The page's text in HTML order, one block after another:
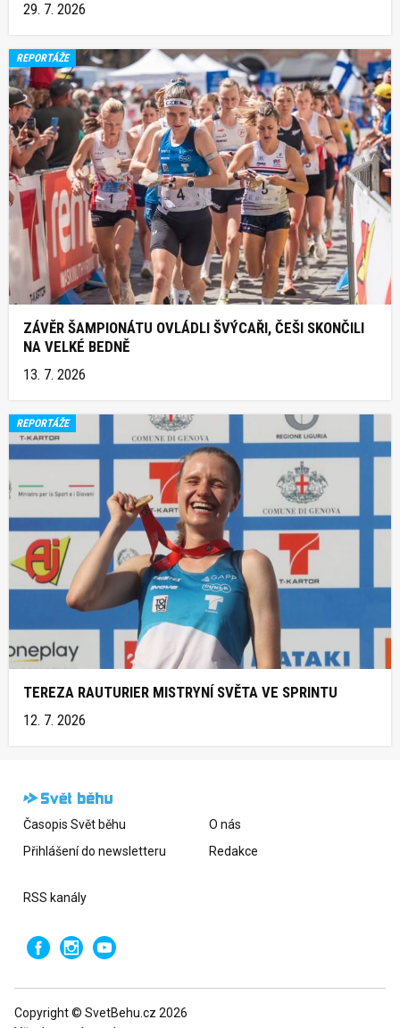
29. 7. 2026
REPORTÁŽE
ZÁVĚR ŠAMPIONÁTU OVLÁDLI ŠVÝCAŘI, ČEŠI SKONČILI
NA VELKÉ BEDNĚ
13. 7. 2026
REPORTÁŽE
TEREZA RAUTURIER MISTRYNÍ SVĚTA VE SPRINTU
12. 7. 2026
Časopis Svět běhu
Přihlášení do newsletteru
O nás
Redakce
RSS kanály
Copyright © SvetBehu.cz 2026